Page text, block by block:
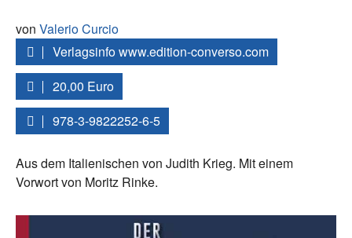
von Valerio Curcio
Verlagsinfo www.edition-converso.com
20,00 Euro
978-3-9822252-6-5
Aus dem Italienischen von Judith Krieg. Mit einem
Vorwort von Moritz Rinke.